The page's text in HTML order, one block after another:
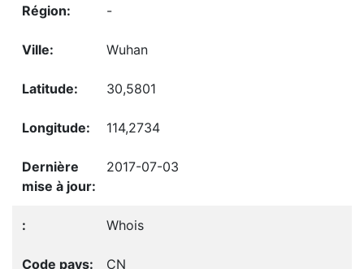
-
Wuhan
30,5801
114,2734
2017-07-03
Whois
CN